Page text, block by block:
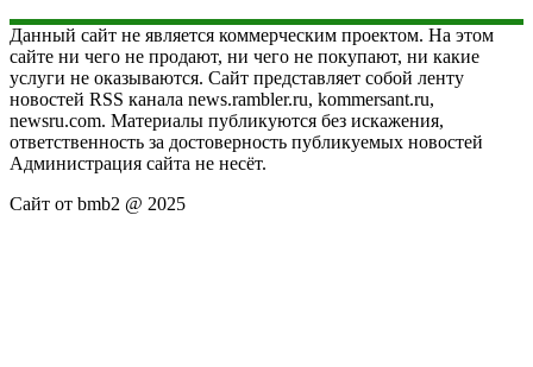
Данный сайт не является коммерческим проектом. На этом
сайте ни чего не продают, ни чего не покупают, ни какие
услуги не оказываются. Сайт представляет собой ленту
новостей RSS канала news.rambler.ru, kommersant.ru,
newsru.com. Материалы публикуются без искажения,
ответственность за достоверность публикуемых новостей
Администрация сайта не несёт.
Сайт от bmb2 @ 2025